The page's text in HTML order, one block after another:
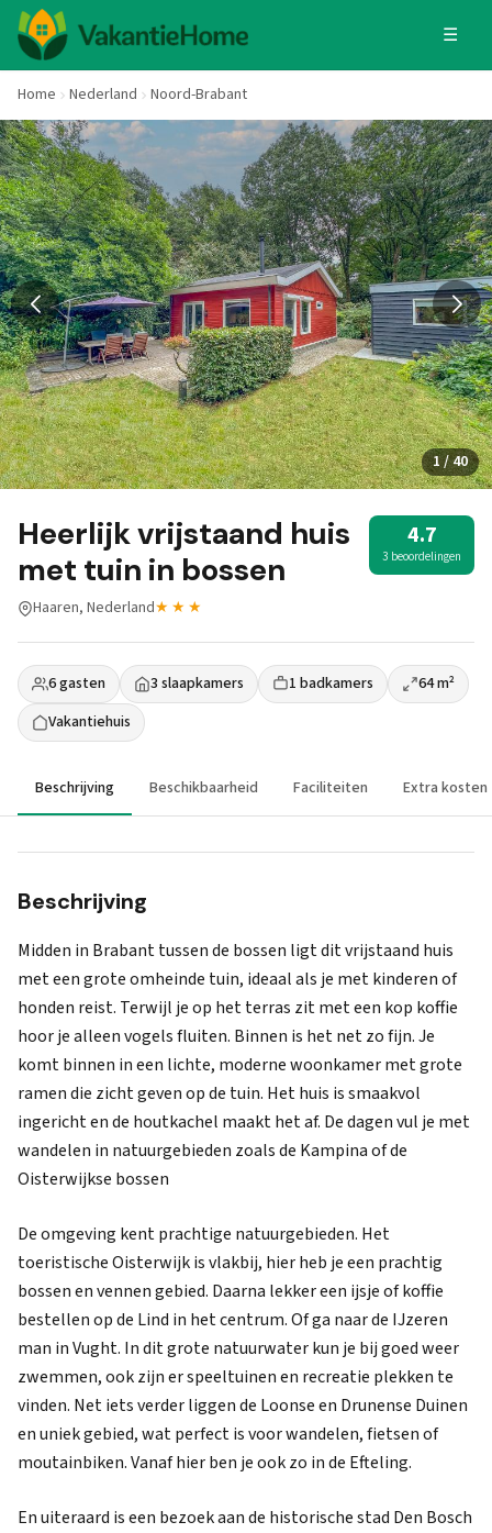
☰
Home Nederland Noord-Brabant
1 / 40
Heerlijk vrijstaand huis
met tuin in bossen
4.7
3 beoordelingen
Haaren, Nederland★★★
6 gasten 3 slaapkamers 1 badkamers
64 m²
Vakantiehuis
Beschrijving Beschikbaarheid Faciliteiten Extra kosten
Beschrijving
Midden in Brabant tussen de bossen ligt dit vrijstaand huis
met een grote omheinde tuin, ideaal als je met kinderen of
honden reist. Terwijl je op het terras zit met een kop koffie
hoor je alleen vogels fluiten. Binnen is het net zo fijn. Je
komt binnen in een lichte, moderne woonkamer met grote
ramen die zicht geven op de tuin. Het huis is smaakvol
ingericht en de houtkachel maakt het af. De dagen vul je met
wandelen in natuurgebieden zoals de Kampina of de
Oisterwijkse bossen
De omgeving kent prachtige natuurgebieden. Het
toeristische Oisterwijk is vlakbij, hier heb je een prachtig
bossen en vennen gebied. Daarna lekker een ijsje of koffie
bestellen op de Lind in het centrum. Of ga naar de IJzeren
man in Vught. In dit grote natuurwater kun je bij goed weer
zwemmen, ook zijn er speeltuinen en recreatie plekken te
vinden. Net iets verder liggen de Loonse en Drunense Duinen
en uniek gebied, wat perfect is voor wandelen, fietsen of
moutainbiken. Vanaf hier ben je ook zo in de Efteling.
En uiteraard is een bezoek aan de historische stad Den Bosch